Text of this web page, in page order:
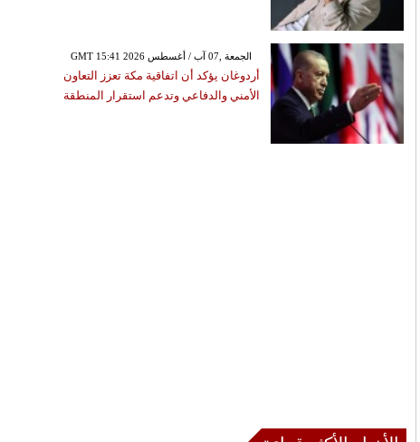
GMT 15:41 2026 الجمعة ,07 آب / أغسطس
أردوغان يؤكد أن اتفاقية مكة تعزز التعاون
الأمني والدفاعي وتدعم استقرار المنطقة